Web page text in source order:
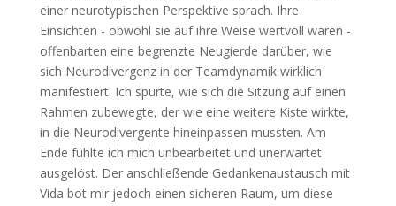
einer neurotypischen Perspektive sprach. Ihre
Einsichten - obwohl sie auf ihre Weise wertvoll waren -
offenbarten eine begrenzte Neugierde darüber, wie
sich Neurodivergenz in der Teamdynamik wirklich
manifestiert. Ich spürte, wie sich die Sitzung auf einen
Rahmen zubewegte, der wie eine weitere Kiste wirkte,
in die Neurodivergente hineinpassen mussten. Am
Ende fühlte ich mich unbearbeitet und unerwartet
ausgelöst. Der anschließende Gedankenaustausch mit
Vida bot mir jedoch einen sicheren Raum, um diese